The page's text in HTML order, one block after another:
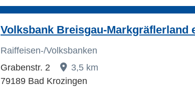
Volksbank Breisgau-Markgräflerland
Raiffeisen-/Volksbanken
Grabenstr. 2
3,5 km
79189 Bad Krozingen